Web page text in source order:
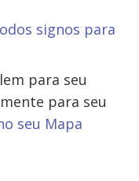
signos para
para seu
para seu
seu Mapa